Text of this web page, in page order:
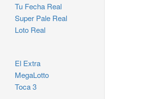
Tu Fecha Real
Super Pale Real
Loto Real
El Extra
MegaLotto
Toca 3